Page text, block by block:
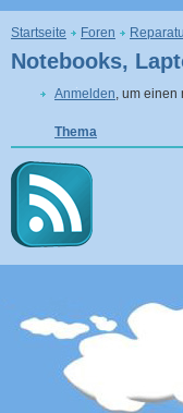
Sie sind hier
Startseite Foren
Notebooks,
Anmelden, um einen
Thema